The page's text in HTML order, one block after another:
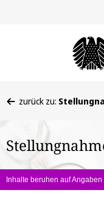
befinden
hier:
zurück zu:
Inhalte beruhen auf Angaben